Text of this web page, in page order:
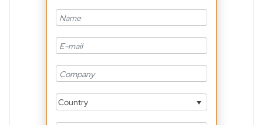
Country